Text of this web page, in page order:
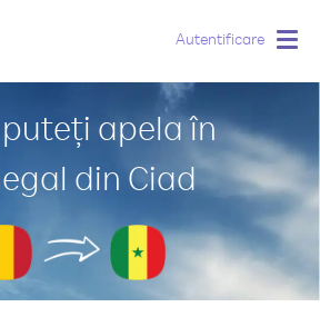
Autentificare
apela în
din Ciad